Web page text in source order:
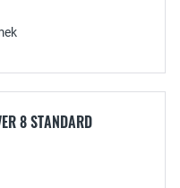
8 STANDARD